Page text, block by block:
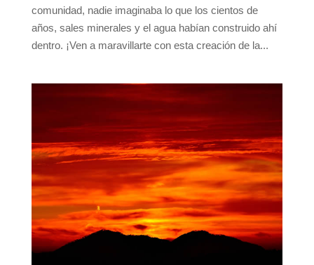
comunidad, nadie imaginaba lo que los cientos de
años, sales minerales y el agua habían construido ahí
dentro. ¡Ven a maravillarte con esta creación de la...